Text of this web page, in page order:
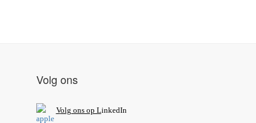
Volg ons
Volg ons op LinkedIn